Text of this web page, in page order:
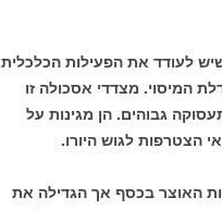
לעודד את הפעילות הכלכלית
המיסוי. מצדדי אסכולה זו
גבוהים. הן מגינות על
הצטרפות לגוש היורו.
האוצר בכסף אך הגדילה את